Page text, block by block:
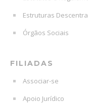
Estruturas
Órgãos Sociais
FILIADAS
Associar-se
Apoio Jurídico